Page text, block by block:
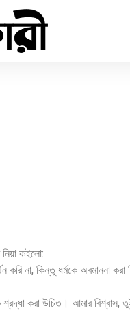
নিয়া কইলো:
না, কিন্তু ধর্মকে অবমাননা
করা উচিত। আমার বিশ্বাস,